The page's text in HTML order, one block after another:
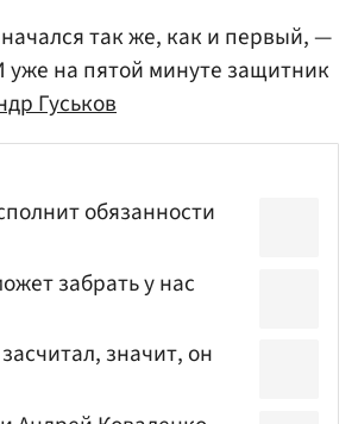
так же, как и первый, —
уже на пятой минуте защитник
Гуськов
обязанности
забрать у нас
значит, он